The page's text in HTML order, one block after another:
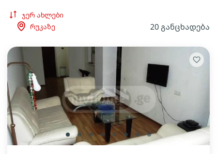
ჯერ ახლები
რუკაზე
20 განცხადება
lens lens lens lens lens lens lens lens